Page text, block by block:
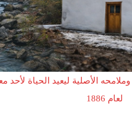
الأصلية ليعيد الحياة لأحد
لعام 1886